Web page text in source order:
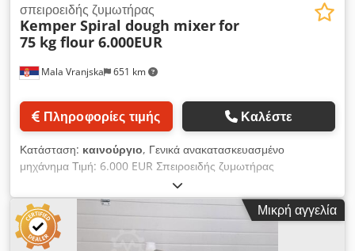
Mala Vranjska 651 km
σπειροειδής ζυμωτήρας
Kemper Spiral dough mixerfor
75 kg flour 6.000EUR
Πληροφορίες τιμής Καλέστε
Κατάσταση: καινούργιο, Γενικά ανακατασκευασμένο
μηχάνημα Τιμή: 6.000 EUR Σπειροειδής ζυμωτήρας
Χωρητικότητα: 75 κιλά αλεύρι Kemper Dcodpfx Asx N
Edteqiok Ικανότητα ζύμης: 120 κιλά Κάδος από ανοξείδωτο
χάλυβα Τάση: 380V / 50Hz / 3 N/PE
Μικρή αγγελία